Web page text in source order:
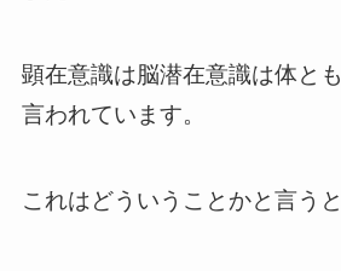
顕在意識は脳潜在意識は体とも
言われています。
これはどういうことかと言うと